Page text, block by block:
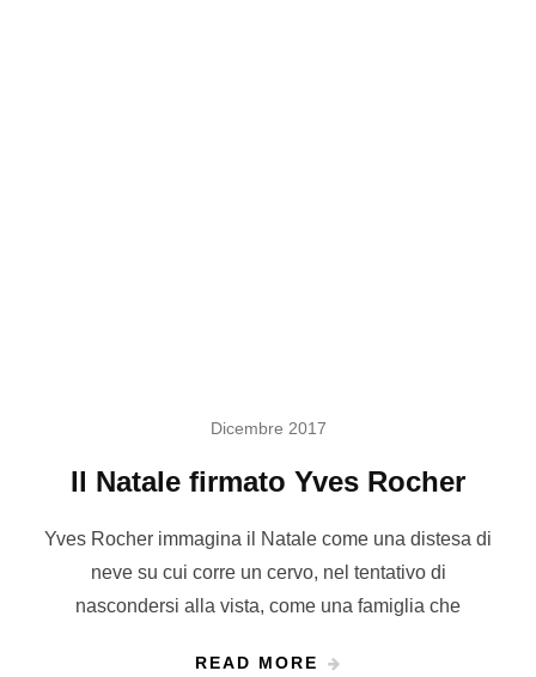
Dicembre 2017
Il Natale firmato Yves Rocher
Yves Rocher immagina il Natale come una distesa di
neve su cui corre un cervo, nel tentativo di
nascondersi alla vista, come una famiglia che
READ MORE